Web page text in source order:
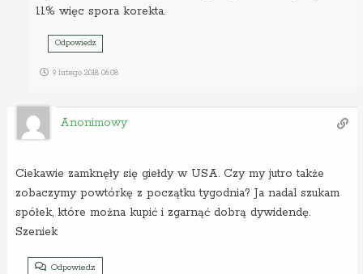
11% więc spora korekta.
Odpowiedz
9 lutego 2018 06:08
Anonimowy
Ciekawie zamknęły się giełdy w USA. Czy my jutro także
zobaczymy powtórkę z początku tygodnia? Ja nadal szukam
spółek, które można kupić i zgarnąć dobrą dywidendę.
Szeniek
Odpowiedz